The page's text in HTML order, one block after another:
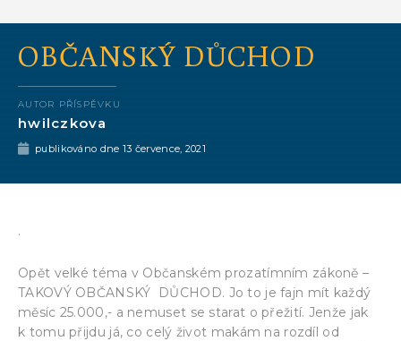
OBČANSKÝ DŮCHOD
AUTOR PŘÍSPĚVKU
hwilczkova
publikováno dne 13 července, 2021
.
Opět velké téma v Občanském prozatímním zákoně –
TAKOVÝ OBČANSKÝ DŮCHOD. Jo to je fajn mít každý
měsíc 25.000,- a nemuset se starat o přežití. Jenže jak
k tomu přijdu já, co celý život makám na rozdíl od